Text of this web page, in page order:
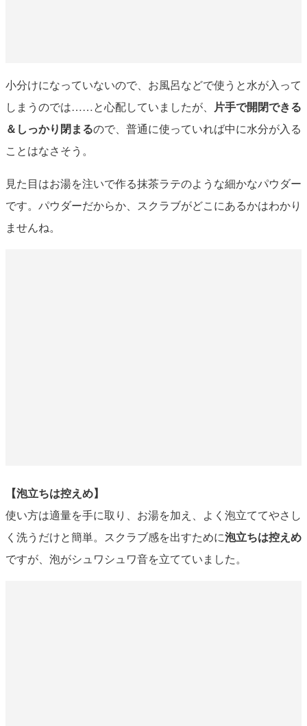
小分けになっていないので、お風呂などで使うと水が入って
しまうのでは……と心配していましたが、 片手で開閉できる
＆しっかり閉まるので、普通に使っていれば中に水分が入る
ことはなさそう。
見た目はお湯を注いで作る抹茶ラテのような細かなパウダー
です。パウダーだからか、スクラブがどこにあるかはわかり
ませんね。
【泡立ちは控えめ】
使い方は適量を手に取り、お湯を加え、よく泡立ててやさし
く洗うだけと簡単。スクラブ感を出すために泡立ちは控えめ
ですが、泡がシュワシュワ音を立てていました。